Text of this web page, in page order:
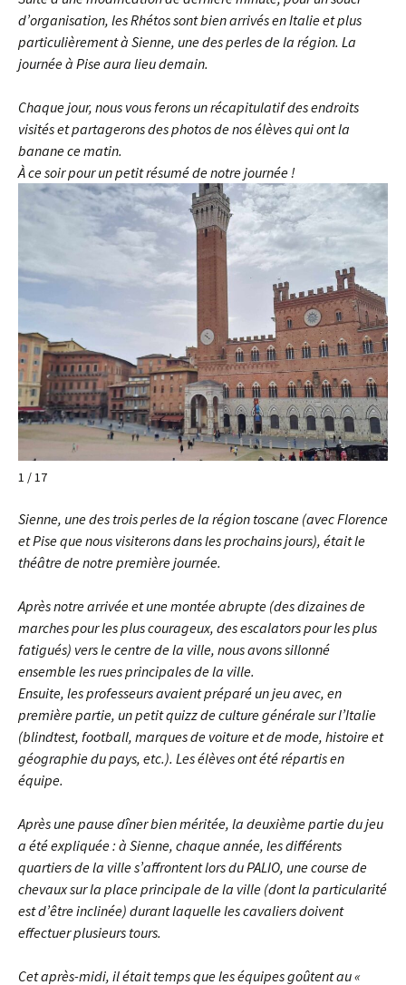
d’organisation, les Rhétos sont bien arrivés en Italie et plus
particulièrement à Sienne, une des perles de la région. La
journée à Pise aura lieu demain.
Chaque jour, nous vous ferons un récapitulatif des endroits
visités et partagerons des photos de nos élèves qui ont la
banane ce matin.
À ce soir pour un petit résumé de notre journée !
1 / 17
Sienne, une des trois perles de la région toscane (avec Florence
et Pise que nous visiterons dans les prochains jours), était le
théâtre de notre première journée.
Après notre arrivée et une montée abrupte (des dizaines de
marches pour les plus courageux, des escalators pour les plus
fatigués) vers le centre de la ville, nous avons sillonné
ensemble les rues principales de la ville.
Ensuite, les professeurs avaient préparé un jeu avec, en
première partie, un petit quizz de culture générale sur l’Italie
(blindtest, football, marques de voiture et de mode, histoire et
géographie du pays, etc.). Les élèves ont été répartis en
équipe.
Après une pause dîner bien méritée, la deuxième partie du jeu
a été expliquée : à Sienne, chaque année, les différents
quartiers de la ville s’affrontent lors du PALIO, une course de
chevaux sur la place principale de la ville (dont la particularité
est d’être inclinée) durant laquelle les cavaliers doivent
effectuer plusieurs tours.
Cet après-midi, il était temps que les équipes goûtent au «